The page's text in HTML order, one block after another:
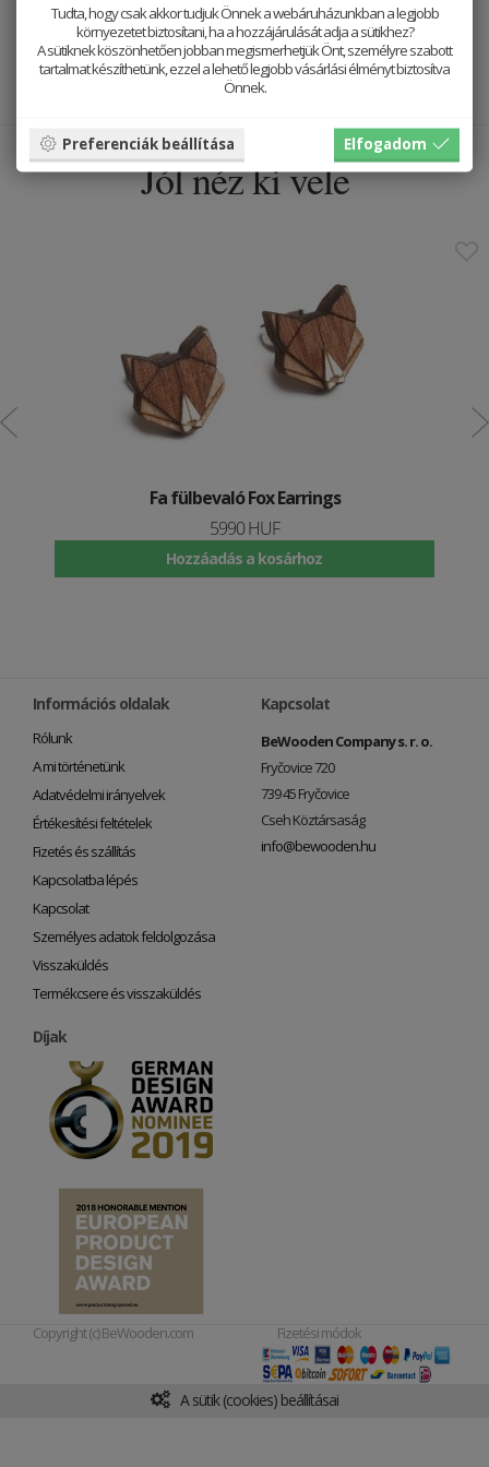
közül. A jegyzettömb 60 lapos.
Természetes anyagokkal dolgozunk, így minden darab egyedi. A
termékfotók szemléltető jellegűek.
Jól néz ki vele
Fa fülbevaló Fox Earrings
5990 HUF
Hozzáadás a kosárhoz
Információs oldalak
Rólunk
A mi történetünk
Adatvédelmi irányelvek
Értékesítési feltételek
Fizetés és szállítás
Kapcsolatba lépés
Kapcsolat
Személyes adatok feldolgozása
Visszaküldés
Termékcsere és visszaküldés
Kapcsolat
BeWooden Company s. r. o.
Fryčovice 720
739 45 Fryčovice
Cseh Köztársaság
info@bewooden.hu
Díjak
Copyright (c) BeWooden.com Fizetési módok
A sütik (cookies) beállításai
Tudta, hogy csak akkor tudjuk Önnek a webáruházunkban a legjobb
környezetet biztosítani, ha a hozzájárulását adja a sütikhez?
A sütiknek köszönhetően jobban megismerhetjük Önt, személyre szabott
tartalmat készíthetünk, ezzel a lehető legjobb vásárlási élményt biztosítva
Önnek.
Preferenciák beállítása Elfogadom